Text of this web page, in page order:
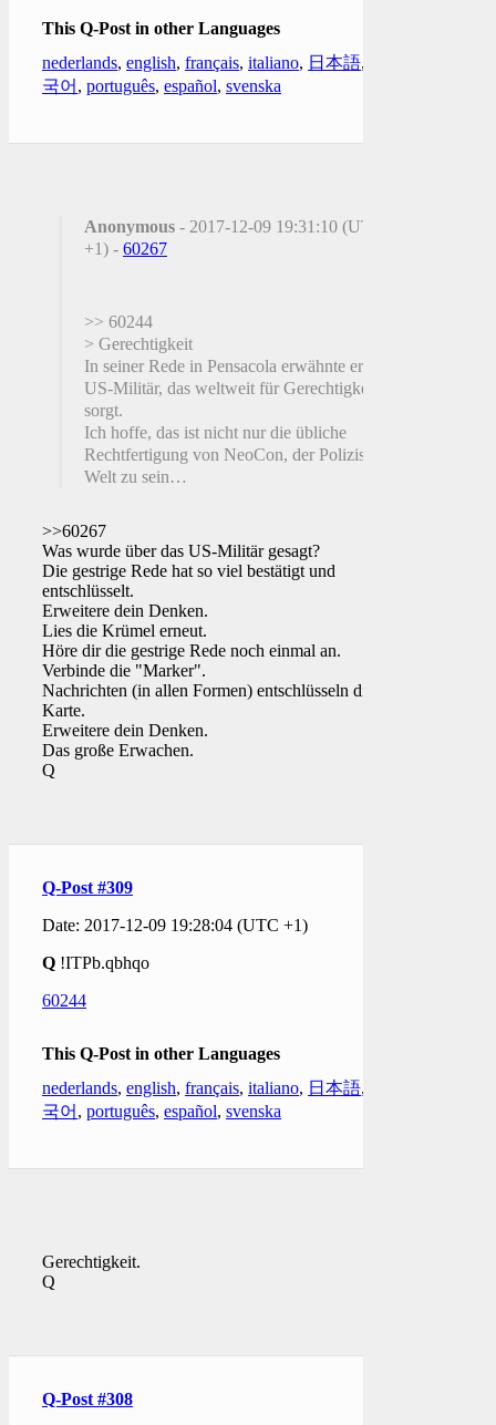
This Q-Post in other Languages
nederlands, english, français, italiano, 日本語,
국어 , português, español, svenska
Anonymous - 2017-12-09 19:31:10 (UTC
+1) - 60267
>> 60244
> Gerechtigkeit
In seiner Rede in Pensacola erwähnte er das
US-Militär, das weltweit für Gerechtigkeit
sorgt.
Ich hoffe, das ist nicht nur die übliche
Rechtfertigung von NeoCon, der Polizist der
Welt zu sein…
>>60267
Was wurde über das US-Militär gesagt?
Die gestrige Rede hat so viel bestätigt und
entschlüsselt.
Erweitere dein Denken.
Lies die Krümel erneut.
Höre dir die gestrige Rede noch einmal an.
Verbinde die "Marker".
Nachrichten (in allen Formen) entschlüsseln die
Karte.
Erweitere dein Denken.
Das große Erwachen.
Q
Q-Post #309
Date: 2017-12-09 19:28:04 (UTC +1)
Q !ITPb.qbhqo
60244
This Q-Post in other Languages
nederlands, english, français, italiano, 日本語,
국어 , português, español, svenska
Gerechtigkeit.
Q
Q-Post #308